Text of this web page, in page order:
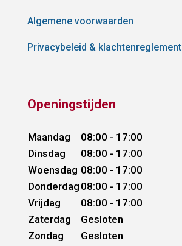
Algemene voorwaarden
Privacybeleid & klachtenreglement
Openingstijden
Maandag
08:00 - 17:00
Dinsdag
08:00 - 17:00
Woensdag 08:00 - 17:00
Donderdag 08:00 - 17:00
Vrijdag
08:00 - 17:00
Zaterdag
Gesloten
Zondag
Gesloten